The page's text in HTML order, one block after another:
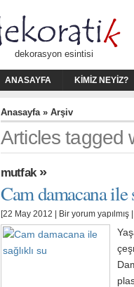
dekorasyon esintisi
ANASAYFA KIMIZ NEYIZ?
Anasayfa» Arşiv
Articles tagged
mutfak»
Cam damacana ile
[22 May 2012 | Bir yorum yapılmış